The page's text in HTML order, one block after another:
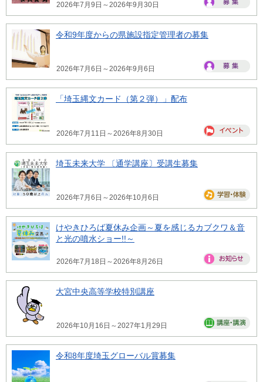
2026年7月9日～2026年9月30日
令和9年度からの県施設指定管理者の募集
2026年7月6日～2026年9月6日
「埼玉縄文カード（第２弾）」配布
2026年7月11日～2026年8月30日
埼玉未来大学 〔通学講座〕受講生募集
2026年7月6日～2026年10月6日
けやきひろば夏休み企画～夏を感じるカブクワ＆音
と光の噴水ショー!!～
2026年7月18日～2026年8月26日
大宮中央高等学校特別講座
2026年10月16日～2027年1月29日
令和8年度埼玉グローバル賞募集